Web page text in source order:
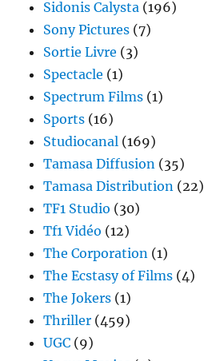
Sidonis Calysta (196)
Sony Pictures (7)
Sortie Livre (3)
Spectacle (1)
Spectrum Films (1)
Sports (16)
Studiocanal (169)
Tamasa Diffusion (35)
Tamasa Distribution (22)
TF1 Studio (30)
Tf1 Vidéo (12)
The Corporation (1)
The Ecstasy of Films (4)
The Jokers (1)
Thriller (459)
UGC (9)